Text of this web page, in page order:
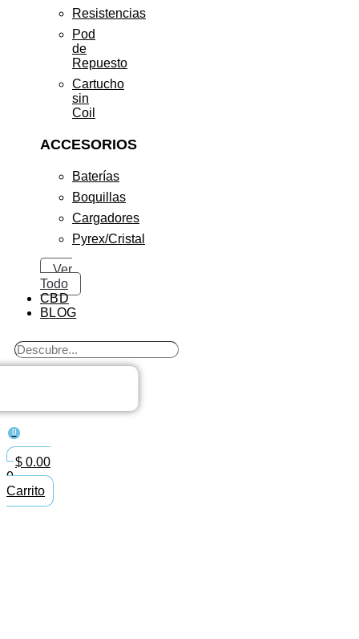
Resistencias
Pod
de
Repuesto
Cartucho
sin
Coil
ACCESORIOS
Baterías
Boquillas
Cargadores
Pyrex/Cristal
Ver
Todo
CBD
BLOG
Search
...
0
$ 0.00
0
Carrito